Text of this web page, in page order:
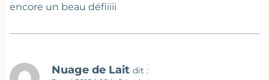
encore un beau défiiiii
Nuage de Lait dit :